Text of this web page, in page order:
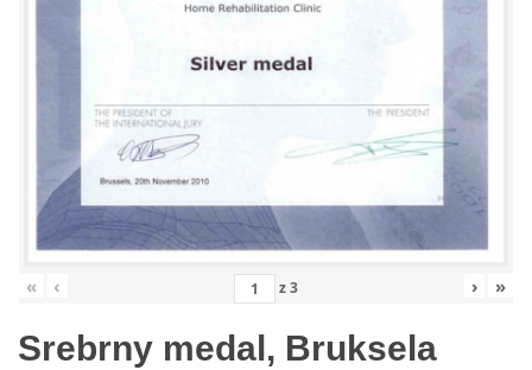
« ‹ z3 › »
Srebrny medal, Bruksela